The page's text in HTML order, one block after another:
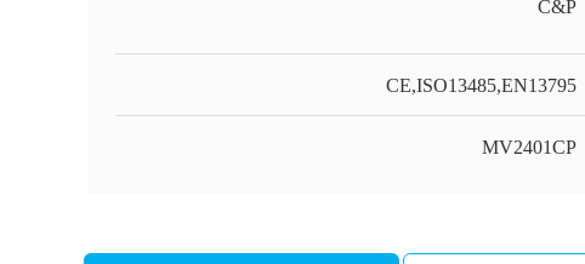
C&P
CE,ISO13485,EN13795
MV2401CP